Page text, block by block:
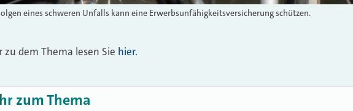
eines schweren Unfalls kann eine Erwerbsunfähigkeitsversicherung schützen.
zu dem Thema lesen Sie hier.
zum Thema